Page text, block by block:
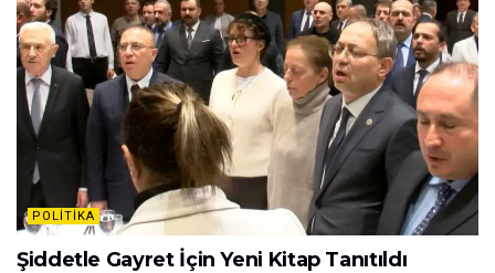
POLITIKA
Şiddetle Gayret İçin Yeni Kitap Tanıtıldı